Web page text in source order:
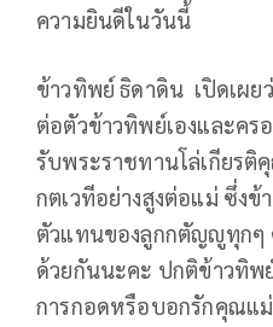
ความยินดีในวันนี้
ข้าวทิพย์ ธิดาดิน เปิดเผย
ต่อตัวข้าวทิพย์เองและคร
รับพระราชทานโล่เกียร
กตเวทีอย่างสูงต่อแม่ ซึ่ง
ตัวแทนของลูกกตัญญูทุกๆ
ด้วยกันนะคะ ปกติข้าวทิพ
การกอดหรือบอกรักคุณแม่